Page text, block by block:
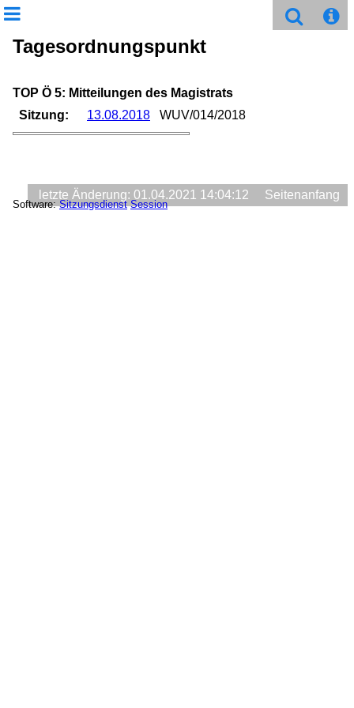
Tagesordnungspunkt
TOP Ö 5: Mitteilungen des Magistrats
Sitzung:
13.08.2018 WUV/014/2018
letzte Änderung: 01.04.2021 14:04:12 Seitenanfang
Software:Sitzungsdienst Session